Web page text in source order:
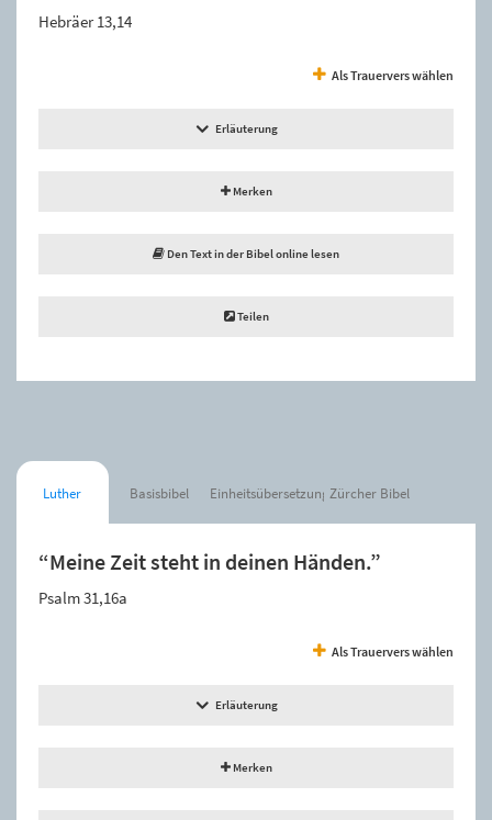
Hebräer 13,14
Als Trauervers wählen
Erläuterung
Merken
Den Text in der Bibel online lesen
Teilen
Luther Basisbibel Einheitsübersetzung Zürcher Bibel
“Meine Zeit steht in deinen Händen.”
Psalm 31,16a
Als Trauervers wählen
Erläuterung
Merken